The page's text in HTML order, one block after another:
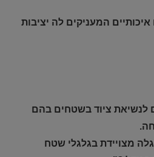
המעניקים לה יציבות
לנשיאת ציוד בשטחים בהם
מצויידת בגלגלי שטח